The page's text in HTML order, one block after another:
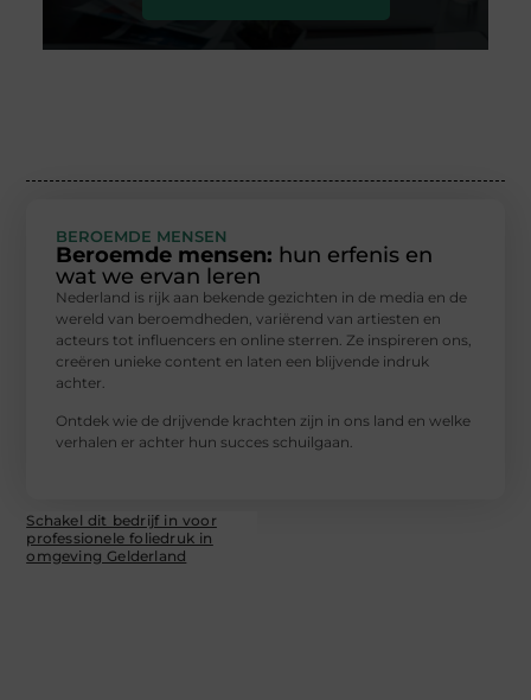
BEROEMDE MENSEN
Beroemde mensen: hun erfenis en
wat we ervan leren
Nederland is rijk aan bekende gezichten in de media en de
wereld van beroemdheden, variërend van artiesten en
acteurs tot influencers en online sterren. Ze inspireren ons,
creëren unieke content en laten een blijvende indruk
achter.
Ontdek wie de drijvende krachten zijn in ons land en welke
verhalen er achter hun succes schuilgaan.
Schakel dit bedrijf in voor
professionele foliedruk in
omgeving Gelderland